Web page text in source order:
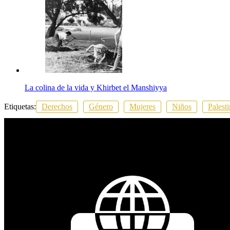
La colina de la vida y Khirbet el Manshiyya
Etiquetas: Derechos Género Mujeres Niños